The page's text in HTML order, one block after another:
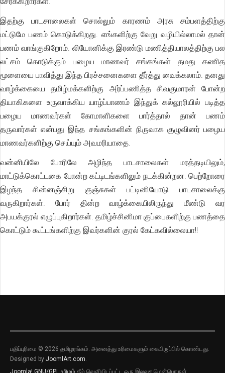
இதற்கு பாடசாலைகள் சொல்லும் காரணம் அரசு சம்பளத்திற்கு
மட்டுமே பணம் கொடுக்கிறது. எங்களிற்கு வேறு வழியில்லாமல் தான்
பணம் வாங்குகிறோம். லியோனிக்கு இரண்டு மணித்தியாலத்திற்கு பல
லட்சம் கொடுக்கும் பழைய மாணவர் சங்கங்கள் தமது கணித
மூளையை பாவித்து இந்த பிரச்சனைகளை தீர்த்து வைக்கலாம். தனது
வாழ்க்கையை தமிழ்மக்களிற்கு அர்ப்பணித்த சிவகுமாரன் போன்ற
தியாகிகளை உருவாக்கிய யாழ்ப்பாணம் இந்துக் கல்லூரியில் படித்த
பழைய மாணவர்கள் கோமாளிகளை பார்த்தால் தான் பணம்
தருவார்கள் என்பது இந்த சங்கங்களின் நிருவாக குழுவினர் பழைய
மாணவர்களிற்கு செய்யும் அவமரியாதை.
வன்னியிலே போரிலே அழிந்த பாடசாலைகள் மரத்தடியிலும்,
மாட்டுக்கொட்டகை போன்ற கட்டிடங்களிலும் நடக்கின்றன. பெற்றோரை
இழந்த சின்னஞ்சிறு குஞ்சுகள் பட்டினியோடு பாடசாலைக்கு
வருகிறார்கள். போர் தின்ற வாழ்க்கையிலிருந்து மீண்டு வர
அபயக்குரல் எழுப்புகிறார்கள். தமிழ்ச்சினிமா குப்பைகளிற்கு பணத்தை
கொட்டும் கூட்டங்களிற்கு இவர்களின் குரல் கேட்கவில்லையா!!
பதிப்புரிமை © 2026 தமிழரங்கம். அனைத்து உரிமைகளும் கையிருப்பில் கொண்டது.
Designed by JoomlArt.com.
Joomla! GNU/GPL உரிமம் கீழ் வெளியிடப்பட்ட ஒரு இலவச மென்பொருள்.